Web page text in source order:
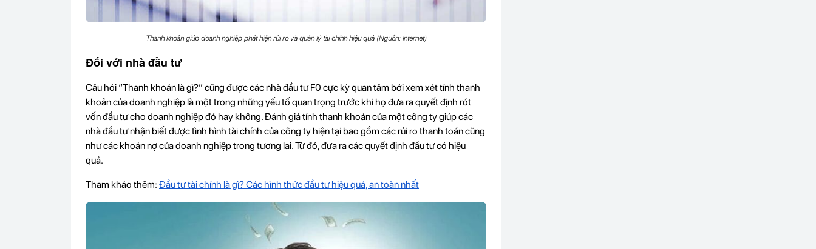
Thanh khoản giúp doanh nghiệp phát hiện rủi ro và quản lý tài chính hiệu quả (Nguồn: Internet)
Đối với nhà đầu tư
Câu hỏi “Thanh khoản là gì?” cũng được các nhà đầu tư F0 cực kỳ quan tâm bởi xem xét tính thanh
khoản của doanh nghiệp là một trong những yếu tố quan trọng trước khi họ đưa ra quyết định rót
vốn đầu tư cho doanh nghiệp đó hay không. Đánh giá tính thanh khoản của một công ty giúp các
nhà đầu tư nhận biết được tình hình tài chính của công ty hiện tại bao gồm các rủi ro thanh toán cũng
như các khoản nợ của doanh nghiệp trong tương lai. Từ đó, đưa ra các quyết định đầu tư có hiệu
quả.
Tham khảo thêm: Đầu tư tài chính là gì? Các hình thức đầu tư hiệu quả, an toàn nhất